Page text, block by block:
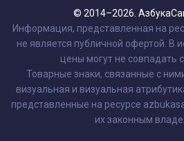
© 2014–2026.
Информация, представленная на
не является публичной офертой. В
цены могут не совпадать
Товарные знаки, связанные с
визуальная и визуальная
представленные на ресурсе
их законным